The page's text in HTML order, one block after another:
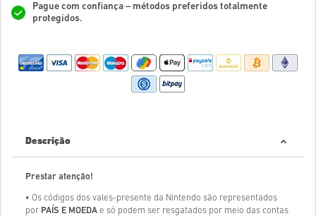
Pague com confiança – métodos preferidos totalmente
protegidos.
Descrição
Prestar atenção!
• Os códigos dos vales-presente da Nintendo são representados
por PAÍS E MOEDA e só podem ser resgatados por meio das contas